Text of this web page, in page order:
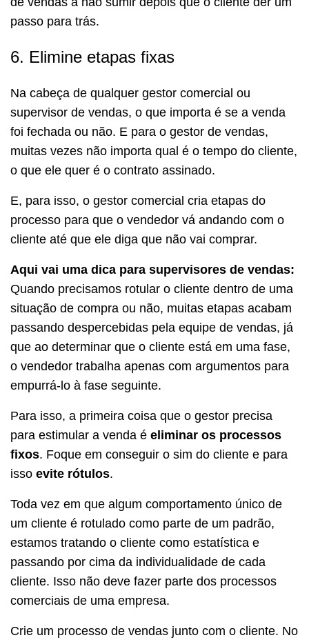
passo para trás.
6. Elimine etapas fixas
Na cabeça de qualquer gestor comercial ou
supervisor de vendas, o que importa é se a venda
foi fechada ou não. E para o gestor de vendas,
muitas vezes não importa qual é o tempo do cliente,
o que ele quer é o contrato assinado.
E, para isso, o gestor comercial cria etapas do
processo para que o vendedor vá andando com o
cliente até que ele diga que não vai comprar.
Aqui vai uma dica para supervisores de vendas:
Quando precisamos rotular o cliente dentro de uma
situação de compra ou não, muitas etapas acabam
passando despercebidas pela equipe de vendas, já
que ao determinar que o cliente está em uma fase,
o vendedor trabalha apenas com argumentos para
empurrá-lo à fase seguinte.
Para isso, a primeira coisa que o gestor precisa
para estimular a venda é eliminar os processos
fixos. Foque em conseguir o sim do cliente e para
isso evite rótulos.
Toda vez em que algum comportamento único de
um cliente é rotulado como parte de um padrão,
estamos tratando o cliente como estatística e
passando por cima da individualidade de cada
cliente. Isso não deve fazer parte dos processos
comerciais de uma empresa.
Crie um processo de vendas junto com o cliente. No